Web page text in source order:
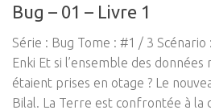
Bug – 01 – Livre 1
Série : Bug Tome : #1 / 3 Scénario
Enki Et si l’ensemble des
étaient prises en otage ? Le
Bilal. La Terre est confrontée à la